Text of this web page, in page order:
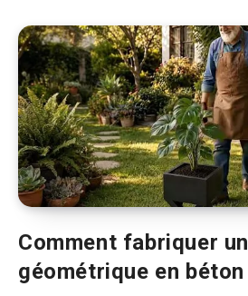
Comment fabriquer
géométrique en béton